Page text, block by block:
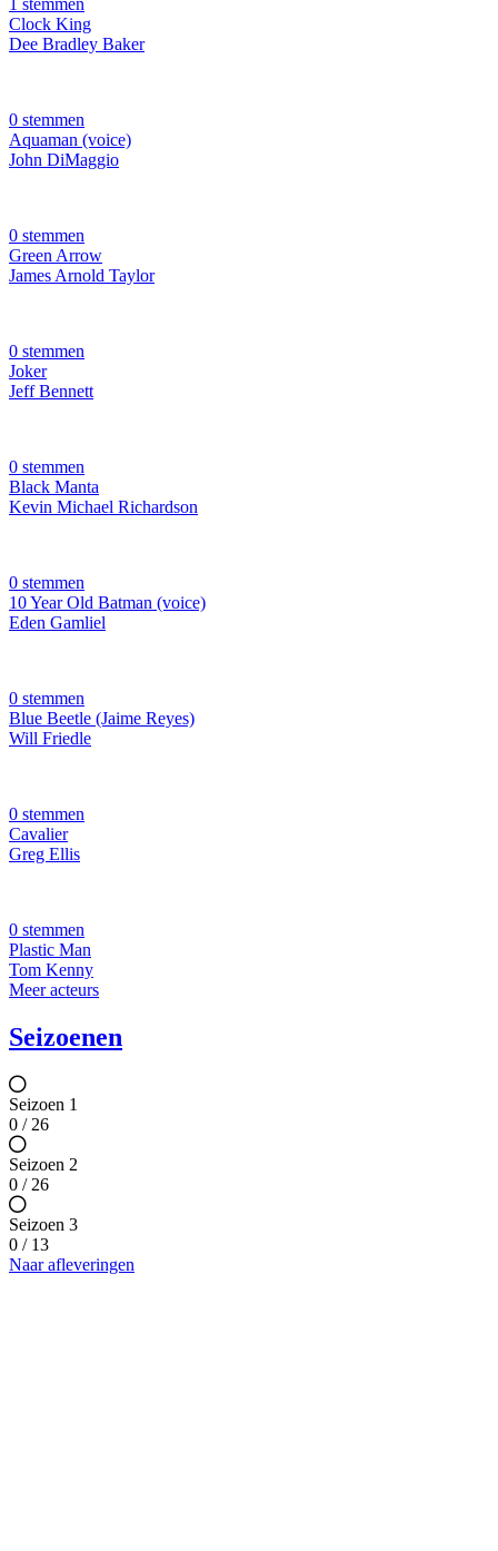
1 stemmen
Clock King
Dee Bradley Baker
0 stemmen
Aquaman (voice)
John DiMaggio
0 stemmen
Green Arrow
James Arnold Taylor
0 stemmen
Joker
Jeff Bennett
0 stemmen
Black Manta
Kevin Michael Richardson
0 stemmen
10 Year Old Batman (voice)
Eden Gamliel
0 stemmen
Blue Beetle (Jaime Reyes)
Will Friedle
0 stemmen
Cavalier
Greg Ellis
0 stemmen
Plastic Man
Tom Kenny
Meer acteurs
Seizoenen
Seizoen 1
0 / 26
Seizoen 2
0 / 26
Seizoen 3
0 / 13
Naar afleveringen